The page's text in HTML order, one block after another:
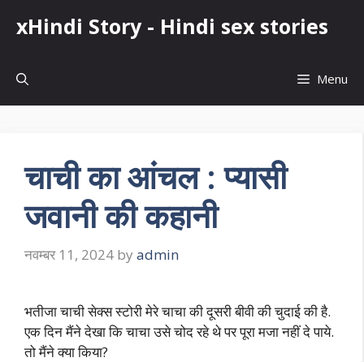
xHindi Story - Hindi sex stories
Menu
चाची का आंचल : प्यासी
जवानी की कहानी
नवम्बर 11, 2024 by admin
भतीजा चाची सेक्स स्टोरी मेरे चाचा की दूसरी बीवी की चुदाई की है.
एक दिन मैंने देखा कि चाचा उसे चोद रहे थे पर पूरा मजा नहीं दे पाये.
तो मैंने क्या किया?